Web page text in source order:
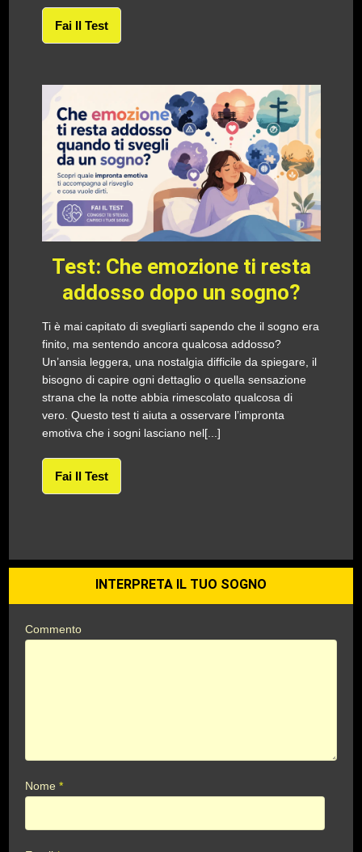
Fai Il Test
Test: Che emozione ti resta
addosso dopo un sogno?
Ti è mai capitato di svegliarti sapendo che il sogno era
finito, ma sentendo ancora qualcosa addosso?
Un’ansia leggera, una nostalgia difficile da spiegare, il
bisogno di capire ogni dettaglio o quella sensazione
strana che la notte abbia rimescolato qualcosa di
vero. Questo test ti aiuta a osservare l’impronta
emotiva che i sogni lasciano nel[...]
Fai Il Test
INTERPRETA IL TUO SOGNO
Commento
Nome*